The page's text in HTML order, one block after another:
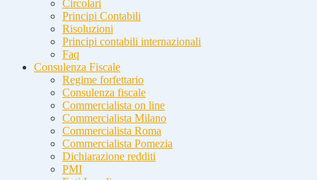
Circolari
Principi Contabili
Risoluzioni
Principi contabili internazionali
Faq
Consulenza Fiscale
Regime forfettario
Consulenza fiscale
Commercialista on line
Commercialista Milano
Commercialista Roma
Commercialista Pomezia
Dichiarazione redditi
PMI